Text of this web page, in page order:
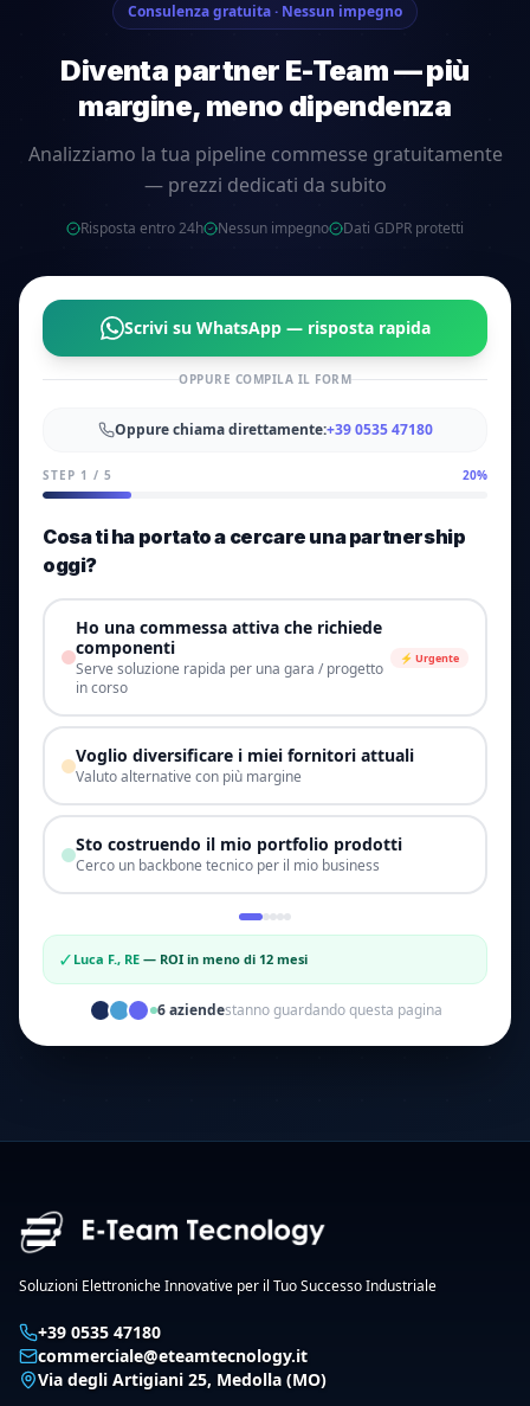
Consulenza gratuita · Nessun impegno
Diventa partner E-Team — più
margine, meno dipendenza
Analizziamo la tua pipeline commesse gratuitamente
— prezzi dedicati da subito
Risposta entro 24h Nessun impegno Dati GDPR protetti
Scrivi su WhatsApp — risposta rapida
OPPURE COMPILA IL FORM
Oppure chiama direttamente:+39 0535 47180
STEP 1 / 5 20%
Cosa ti ha portato a cercare una partnership
oggi?
Ho una commessa attiva che richiede
componenti
Serve soluzione rapida per una gara / progetto
in corso
⚡ Urgente
Voglio diversificare i miei fornitori attuali
Valuto alternative con più margine
Sto costruendo il mio portfolio prodotti
Cerco un backbone tecnico per il mio business
✓ Luca F., RE — ROI in meno di 12 mesi
6aziendestanno guardando questa pagina
Soluzioni Elettroniche Innovative per il Tuo Successo Industriale
+39 0535 47180
commerciale@eteamtecnology.it
Via degli Artigiani 25, Medolla (MO)